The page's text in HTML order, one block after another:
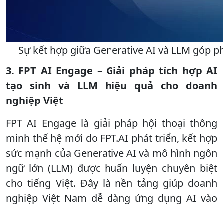
Sự kết hợp giữa Generative AI và LLM góp
3. FPT AI Engage – Giải pháp tích hợp AI
tạo sinh và LLM hiệu quả cho doanh
nghiệp Việt
FPT AI Engage là giải pháp hội thoại thông
minh thế hệ mới do FPT.AI phát triển, kết hợp
sức mạnh của Generative AI và mô hình ngôn
ngữ lớn (LLM) được huấn luyện chuyên biệt
cho tiếng Việt. Đây là nền tảng giúp doanh
nghiệp Việt Nam dễ dàng ứng dụng AI vào